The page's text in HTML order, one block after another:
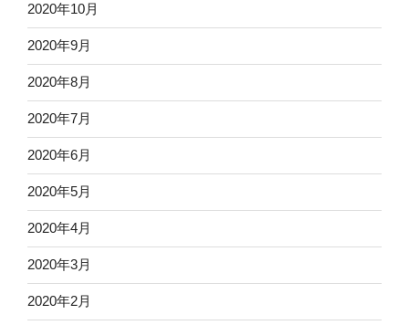
2020年10月
2020年9月
2020年8月
2020年7月
2020年6月
2020年5月
2020年4月
2020年3月
2020年2月